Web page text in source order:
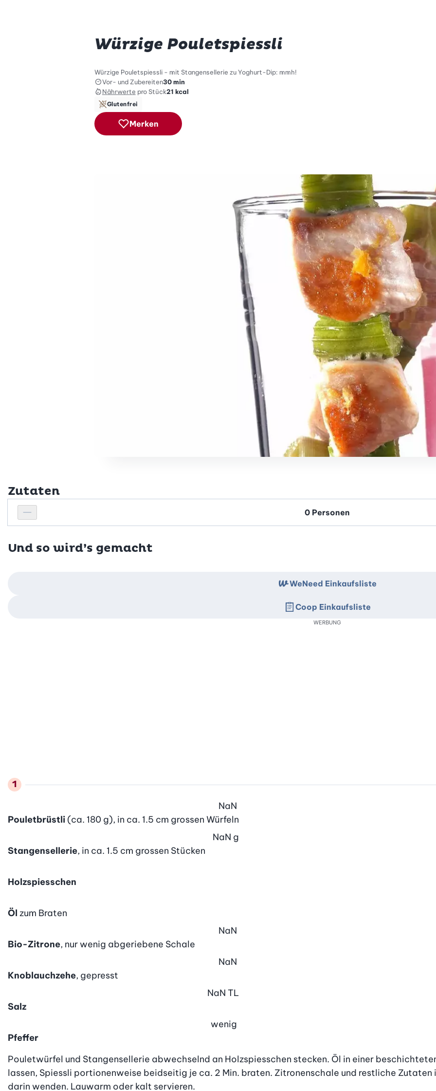
Würzige Pouletspiessli
Würzige Pouletspiessli - mit Stangensellerie zu Yoghurt-Dip: mmh!
Vor- und Zubereiten30 min
Nährwerte pro Stück21 kcal
Glutenfrei
Merken
Zutaten
Personenanzahl verringern
Personenanzahl
Und so wird’s gemacht
Pouletbrüstli (ca. 180 g), in ca. 1.5 cm grossen Würfeln
NaN
Stangensellerie, in ca. 1.5 cm grossen Stücken
NaN g
Holzspiesschen
Öl zum Braten
Bio-Zitrone, nur wenig abgeriebene Schale
NaN
Knoblauchzehe, gepresst
NaN
Salz
NaN TL
Pfeffer
wenig
Pouletwürfel und Stangensellerie abwechselnd an Holzspiesschen stecken. Öl in einer
lassen, Spiessli portionenweise beidseitig je ca. 2 Min. braten. Zitronenschale und restliche Zutaten
darin wenden. Lauwarm oder kalt servieren.
WeNeed Einkaufsliste
Coop Einkaufsliste
WERBUNG